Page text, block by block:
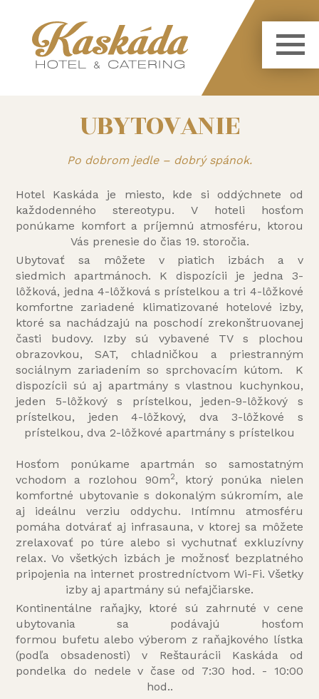
UBYTOVANIE
Po dobrom jedle – dobrý spánok.
Hotel Kaskáda je miesto, kde si oddýchnete od
každodenného stereotypu. V hoteli hosťom
ponúkame komfort a príjemnú atmosféru, ktorou
Vás prenesie do čias 19. storočia.
Ubytovať sa môžete v piatich izbách a v
siedmich apartmánoch. K dispozícii je jedna 3-
lôžková, jedna 4-lôžková s prístelkou a tri 4-lôžkové
komfortne zariadené klimatizované hotelové izby,
ktoré sa nachádzajú na poschodí zrekonštruovanej
časti budovy. Izby sú vybavené TV s plochou
obrazovkou, SAT, chladničkou a priestranným
sociálnym zariadením so sprchovacím kútom. K
dispozícii sú aj apartmány s vlastnou kuchynkou,
jeden 5-lôžkový s prístelkou, jeden-9-lôžkový s
prístelkou, jeden 4-lôžkový, dva 3-lôžkové s
prístelkou, dva 2-lôžkové apartmány s prístelkou
Hosťom ponúkame apartmán so samostatným
vchodom a rozlohou 90m2, ktorý ponúka nielen
komfortné ubytovanie s dokonalým súkromím, ale
aj ideálnu verziu oddychu. Intímnu atmosféru
pomáha dotvárať aj infrasauna, v ktorej sa môžete
zrelaxovať po túre alebo si vychutnať exkluzívny
relax. Vo všetkých izbách je možnosť bezplatného
pripojenia na internet prostredníctvom Wi-Fi. Všetky
izby aj apartmány sú nefajčiarske.
Kontinentálne raňajky, ktoré sú zahrnuté v cene
ubytovania sa podávajú hosťom
formou bufetu alebo výberom z raňajkového lístka
(podľa obsadenosti) v Reštaurácii Kaskáda od
pondelka do nedele v čase od 7:30 hod. - 10:00
hod..